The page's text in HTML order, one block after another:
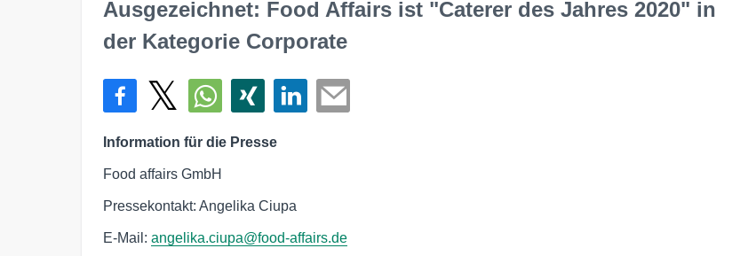
Ausgezeichnet: Food Affairs ist "Caterer des Jahres 2020" in
der Kategorie Corporate
Information für die Presse
Food affairs GmbH
Pressekontakt: Angelika Ciupa
E-Mail: angelika.ciupa@food-affairs.de